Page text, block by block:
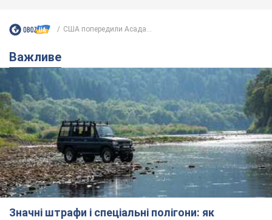
США попередили Асада...
Важливе
Значні штрафи і спеціальні полігони: як